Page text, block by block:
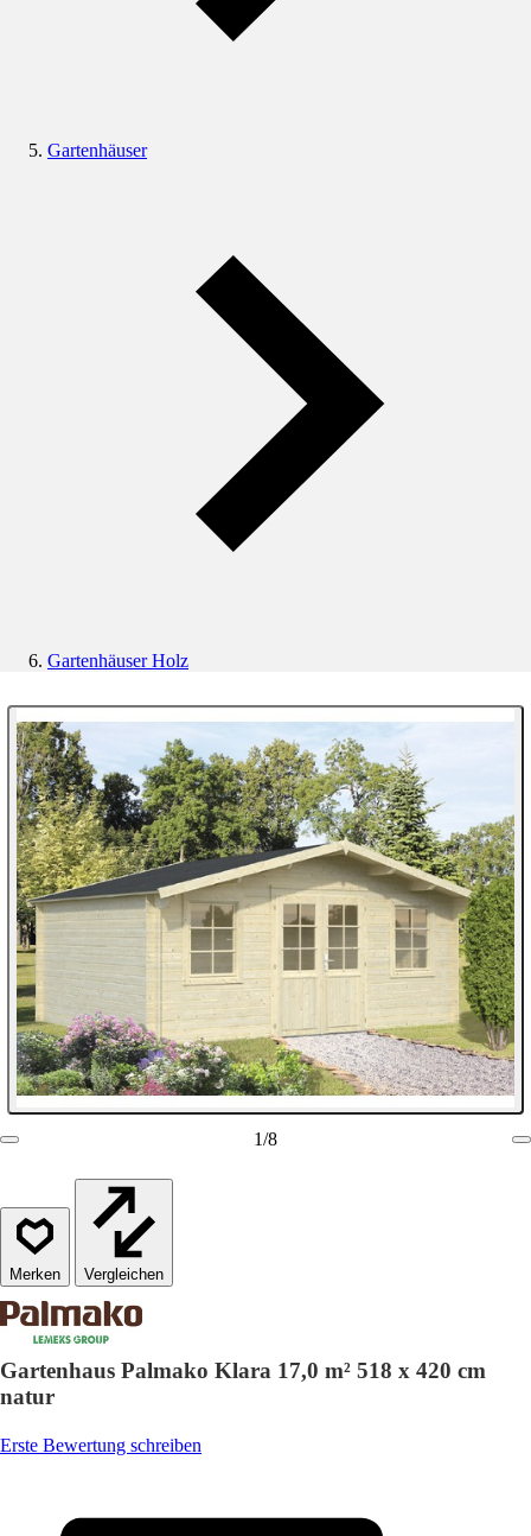
Gartenhäuser
Gartenhäuser Holz
1/8
Vergleichen
Gartenhaus Palmako Klara 17,0 m² 518 x 420 cm
natur
Erste Bewertung schreiben